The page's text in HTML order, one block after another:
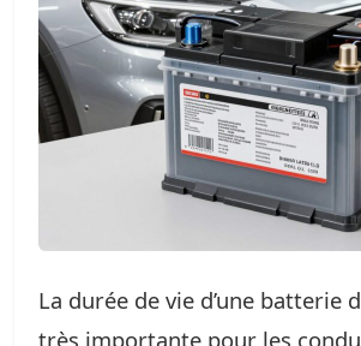
La durée de vie d’une batterie
très importante pour les